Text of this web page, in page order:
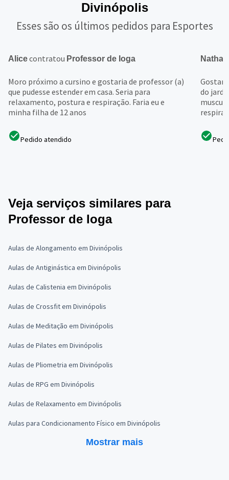
Divinópolis
Esses são os últimos pedidos para Esportes
Alicecontratou Professor de Ioga
Moro próximo a cursino e gostaria de professor (a)
que pudesse estender em casa. Seria para
relaxamento, postura e respiração. Faria eu e
minha filha de 12 anos
Pedido atendido
Nathan
do
Veja serviços similares para
Professor de Ioga
Aulas de Alongamento em Divinópolis
Aulas de Antiginástica em Divinópolis
Aulas de Calistenia em Divinópolis
Aulas de Crossfit em Divinópolis
Aulas de Meditação em Divinópolis
Aulas de Pilates em Divinópolis
Aulas de Pliometria em Divinópolis
Aulas de RPG em Divinópolis
Aulas de Relaxamento em Divinópolis
Aulas para Condicionamento Físico em Divinópolis
Mostrar mais